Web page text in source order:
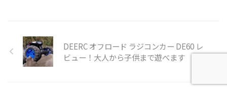
DEERC オフロード ラジコンカー DE60 レ
ビュー！大人から子供まで遊べます